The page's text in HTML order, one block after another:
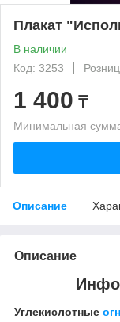
Плакат
В наличии
Код: 3253
1 400 ₸
Минимальная
Описание
Описание
Углекислотные